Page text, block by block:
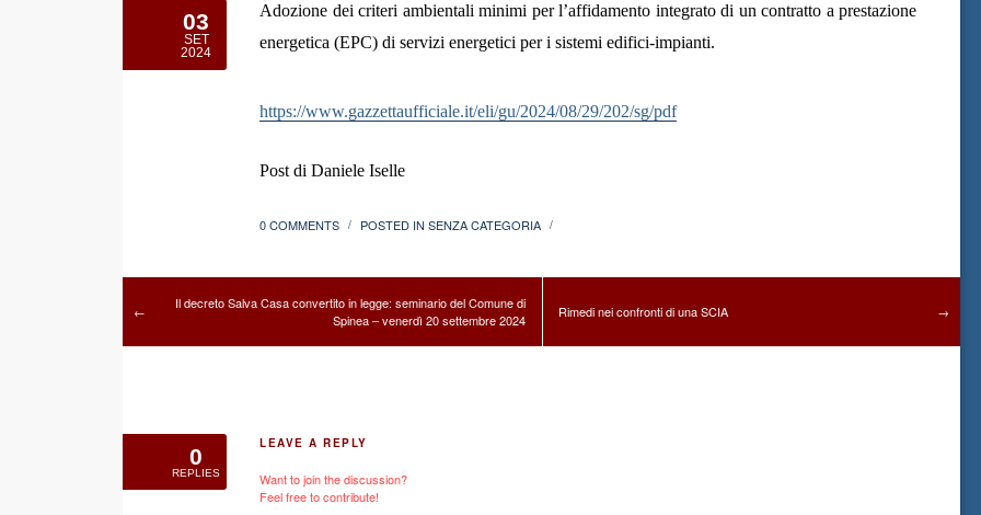
03
SET
2024
Adozione dei criteri ambientali minimi per l’affidamento integrato di un contratto a prestazione
energetica (EPC) di servizi energetici per i sistemi edifici-impianti.
https://www.gazzettaufficiale.it/eli/gu/2024/08/29/202/sg/pdf
Post di Daniele Iselle
0 COMMENTS / POSTED IN SENZA CATEGORIA /
←
Il decreto Salva Casa convertito in legge: seminario del Comune di
Spinea – venerdì 20 settembre 2024
Rimedi nei confronti di una SCIA →
0
REPLIES
LEAVE A REPLY
Want to join the discussion?
Feel free to contribute!